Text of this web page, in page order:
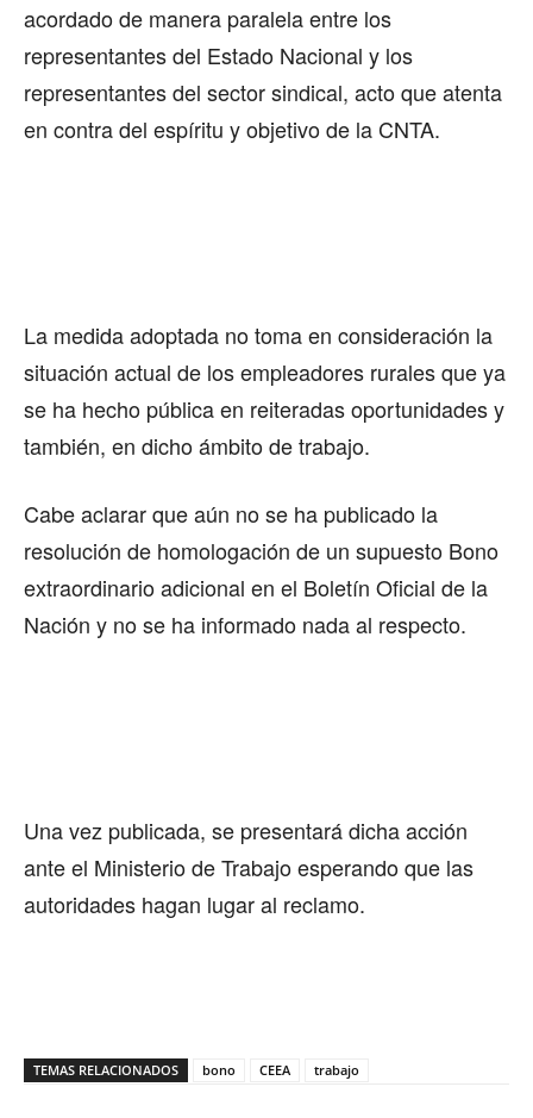
acordado de manera paralela entre los
representantes del Estado Nacional y los
representantes del sector sindical, acto que atenta
en contra del espíritu y objetivo de la CNTA.
La medida adoptada no toma en consideración la
situación actual de los empleadores rurales que ya
se ha hecho pública en reiteradas oportunidades y
también, en dicho ámbito de trabajo.
Cabe aclarar que aún no se ha publicado la
resolución de homologación de un supuesto Bono
extraordinario adicional en el Boletín Oficial de la
Nación y no se ha informado nada al respecto.
Una vez publicada, se presentará dicha acción
ante el Ministerio de Trabajo esperando que las
autoridades hagan lugar al reclamo.
TEMAS RELACIONADOS bono CEEA trabajo